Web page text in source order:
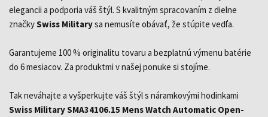
elegancii a podporia váš štýl. S kvalitným spracovaním z dielne
značkySwiss Militarysa nemusíte obávať, že stúpite vedľa.
Garantujeme 100 % originalitu tovaru a bezplatnú výmenu batérie
do 6 mesiacov. Za produktmi v našej ponuke si stojíme.
Tak neváhajte a vyšperkujte váš štýl s náramkovými hodinkami
Swiss Military SMA34106.15 Mens Watch Automatic Open-